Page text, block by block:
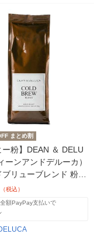
まとめ割
ー粉】DEAN ＆ DELU
ーンアンドデルーカ）
ブリューブレンド 粉 1
）
（税込）
額PayPay支払いで